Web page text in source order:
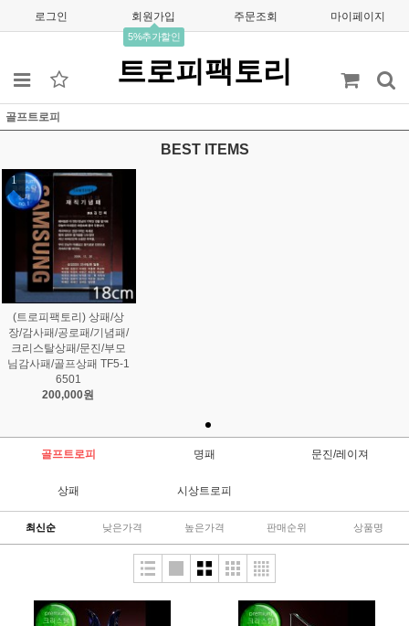
로그인 회원가입
5%추가할인
주문조회 마이페이지
트로피팩토리
골프트로피
BEST ITEMS
1
(트로피팩토리) 상패/상
장/감사패/공로패/기념패/
크리스탈상패/문진/부모
님감사패/골프상패 TF5-1
6501
200,000원
골프트로피 명패 문진/레이져
상패 시상트로피
최신순 낮은가격 높은가격 판매순위 상품명